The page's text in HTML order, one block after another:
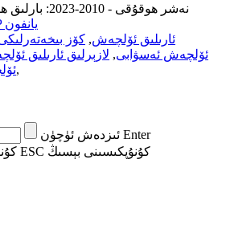
© نەشر ھوقۇقى - 2010-2023: بارلىق ھوقۇقلار قوغدىلىدۇ.
AMP يانفون
ئارىلىق ئۆلچەش, كۆز
ئۆلچەش ئەسۋابى, لازېرلىق ئارىلىق
,
ئىزدەش ئۈچۈن Enter
كۇنۇپكىسىنى، تاقاش ئۈچۈن ESC كۇنۇپكىسىنى بېسىڭ